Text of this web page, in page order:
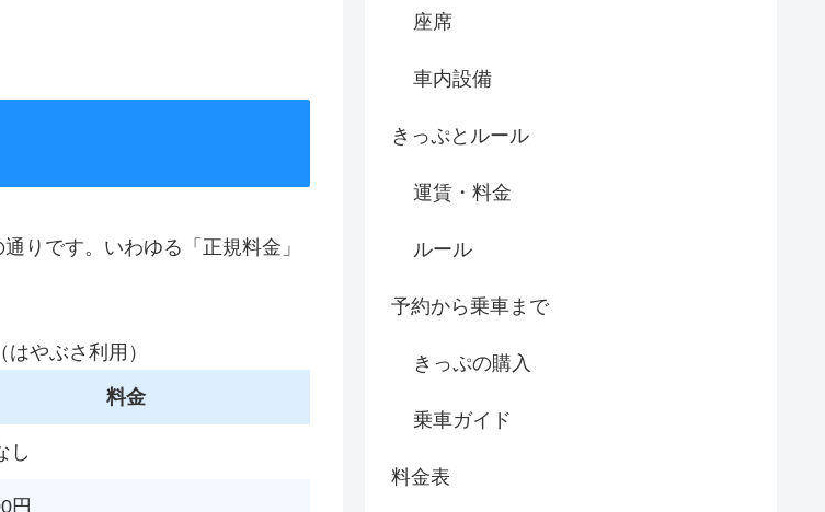
りです。いわゆる「正規料金」
やぶさ利用）
料金
し
円
座席
車内設備
きっぷとルール
運賃・料金
ルール
予約から乗車まで
きっぷの購入
乗車ガイド
料金表